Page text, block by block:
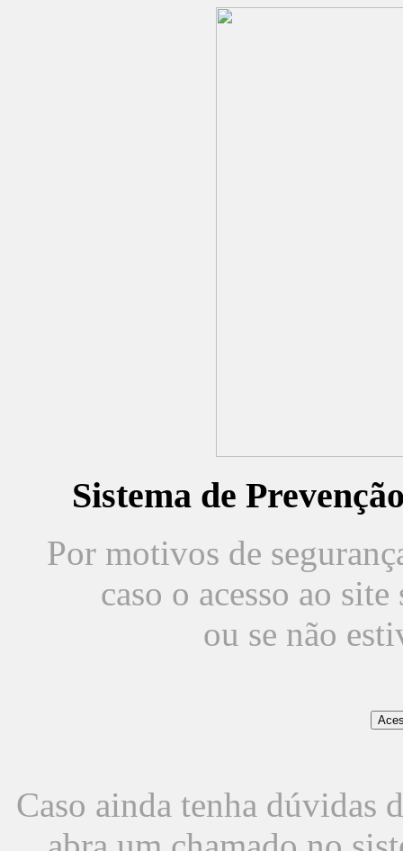
Sistema de
Por motivos de
caso o acesso ao
ou se não
Caso ainda tenha dúvidas